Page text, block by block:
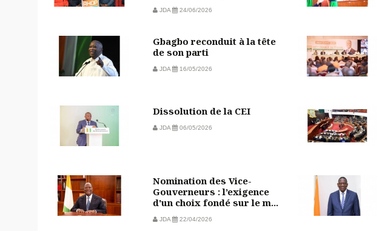
JDA 24/06/2026
Gbagbo reconduit à la tête
de son parti
JDA 16/05/2026
Dissolution de la CEI
JDA 06/05/2026
Nomination des Vice-
Gouverneurs : l’exigence
d'un choix fondé sur le m...
JDA 22/04/2026